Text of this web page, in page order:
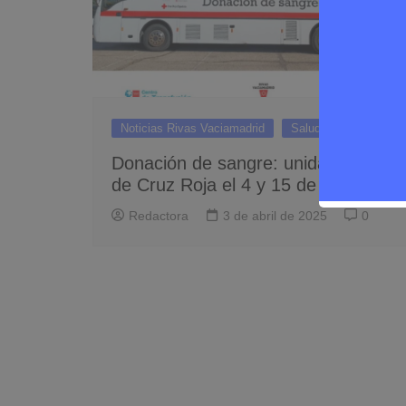
Noticias Rivas Vaciamadrid Salud
Donación de sangre: unidad móvil
de Cruz Roja el 4 y 15 de abril
Redactora 3 de abril de 2025 0